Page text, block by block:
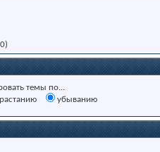
темы по...
убыванию